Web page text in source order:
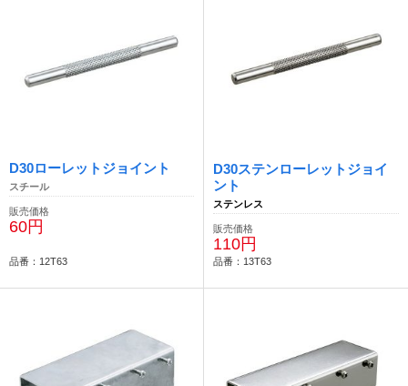
D30ローレットジョイント
スチール
販売価格
60円
品番：12T63
D30ステンローレットジョイ
ント
ステンレス
販売価格
110円
品番：13T63